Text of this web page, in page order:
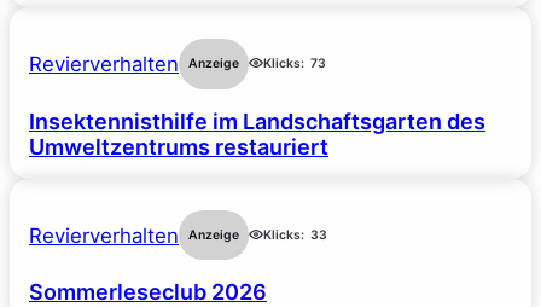
Revierverhalten Anzeige Klicks: 73
Insektennisthilfe im Landschaftsgarten des
Umweltzentrums restauriert
Revierverhalten Anzeige Klicks: 33
Sommerleseclub 2026